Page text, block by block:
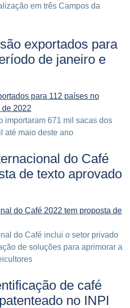
em três Campos da
exportados para
de janeiro e
importaram 671 mil sacas dos
até maio deste ano
do Café
de texto aprovado
do Café inclui o setor privado
de soluções para aprimorar a
de café
no INPI